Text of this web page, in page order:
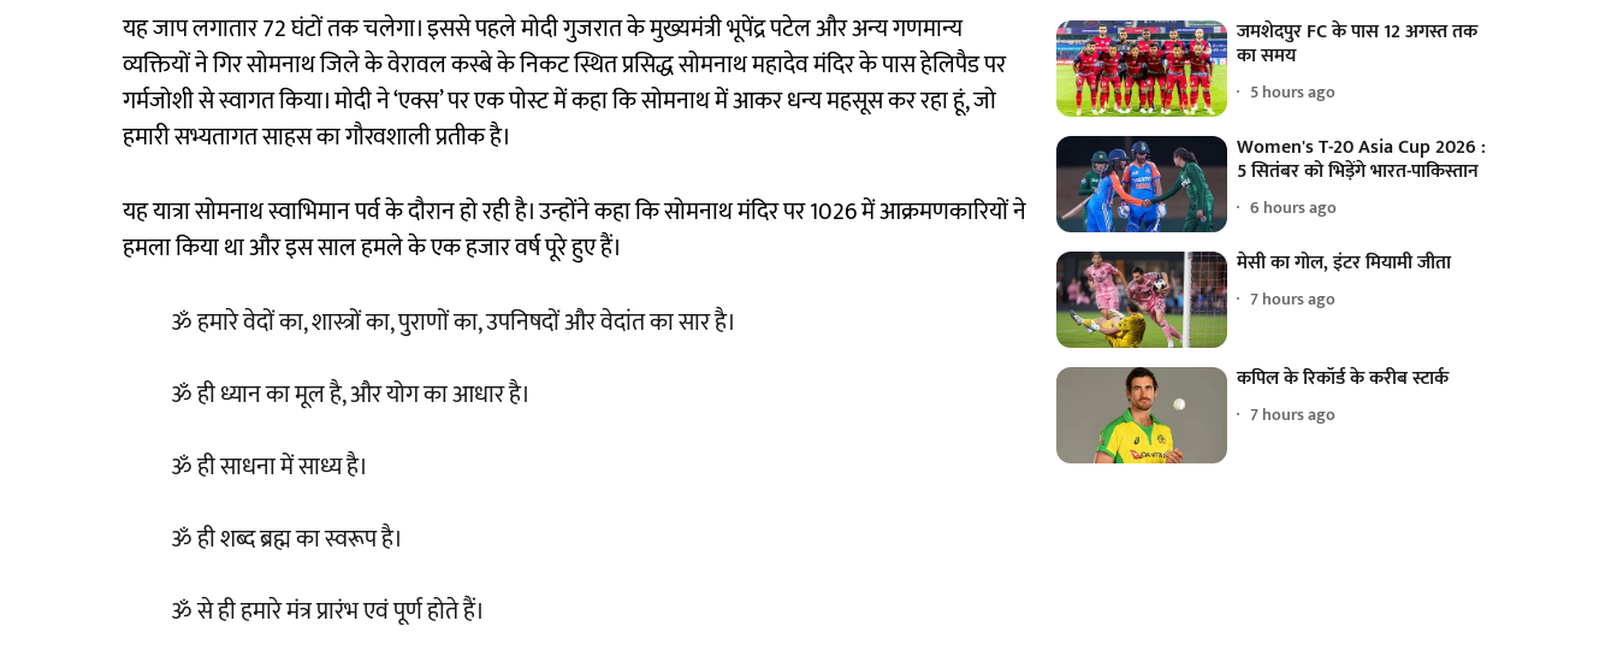
यह जाप लगातार 72 घंटों तक चलेगा। इससे पहले मोदी गुजरात के मुख्यमंत्री भूपेंद्र पटेल और अन्य गणमान्य
व्यक्तियों ने गिर सोमनाथ जिले के वेरावल कस्बे के निकट स्थित प्रसिद्ध सोमनाथ महादेव मंदिर के पास हेलिपैड पर
गर्मजोशी से स्वागत किया। मोदी ने ‘एक्स’ पर एक पोस्ट में कहा कि सोमनाथ में आकर धन्य महसूस कर रहा हूं, जो
हमारी सभ्यतागत साहस का गौरवशाली प्रतीक है।
यह यात्रा सोमनाथ स्वाभिमान पर्व के दौरान हो रही है। उन्होंने कहा कि सोमनाथ मंदिर पर 1026 में आक्रमणकारियों ने
हमला किया था और इस साल हमले के एक हजार वर्ष पूरे हुए हैं।
ॐ हमारे वेदों का, शास्त्रों का, पुराणों का, उपनिषदों और वेदांत का सार है।
ॐ ही ध्यान का मूल है, और योग का आधार है।
ॐ ही साधना में साध्य है।
ॐ ही शब्द ब्रह्म का स्वरूप है।
ॐ से ही हमारे मंत्र प्रारंभ एवं पूर्ण होते हैं।
जमशेदपुर FC के पास 12 अगस्त तक
का समय
5 hours ago
Women's T-20 Asia Cup 2026 :
5 सितंबर को भिड़ेंगे भारत-पाकिस्तान
6 hours ago
मेसी का गोल, इंटर मियामी जीता
7 hours ago
कपिल के रिकॉर्ड के करीब स्टार्क
7 hours ago